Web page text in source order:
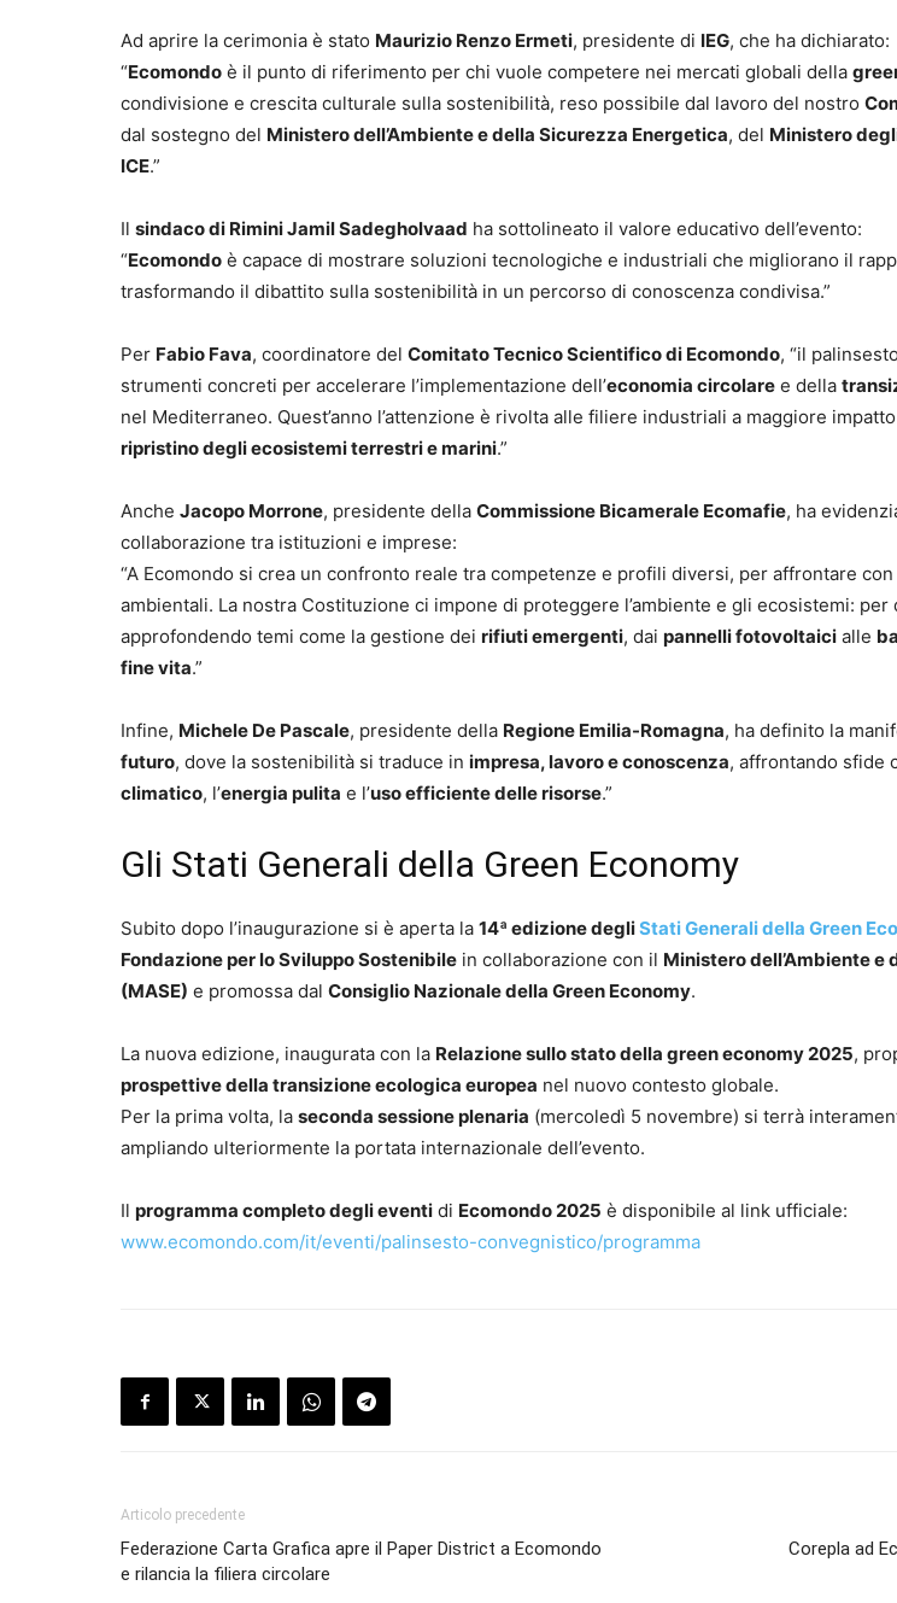
Ad aprire la cerimonia è stato Maurizio Renzo Ermeti, presidente di IEG, che ha dichiarato:
“Ecomondo è il punto di riferimento per chi vuole competere nei mercati globali della
condivisione e crescita culturale sulla sostenibilità, reso possibile dal lavoro del nostro
dal sostegno del Ministero dell’Ambiente e della Sicurezza Energetica, del Ministero
ICE.”
Il sindaco di Rimini Jamil Sadegholvaad ha sottolineato il valore educativo dell’evento:
“Ecomondo è capace di mostrare soluzioni tecnologiche e industriali che migliorano il
trasformando il dibattito sulla sostenibilità in un percorso di conoscenza condivisa.”
Per Fabio Fava, coordinatore del Comitato Tecnico Scientifico di Ecomondo, “il
strumenti concreti per accelerare l’implementazione dell’economia circolare e della
nel Mediterraneo. Quest’anno l’attenzione è rivolta alle filiere industriali a maggiore
ripristino degli ecosistemi terrestri e marini.”
Anche Jacopo Morrone, presidente della Commissione Bicamerale Ecomafie, ha
collaborazione tra istituzioni e imprese:
“A Ecomondo si crea un confronto reale tra competenze e profili diversi, per affrontare
ambientali. La nostra Costituzione ci impone di proteggere l’ambiente e gli ecosistemi: per
approfondendo temi come la gestione dei rifiuti emergenti, dai pannelli fotovoltaici alle
fine vita.”
Infine, Michele De Pascale, presidente della Regione Emilia-Romagna, ha definito la
futuro, dove la sostenibilità si traduce in impresa, lavoro e conoscenza, affrontando sfide
climatico, l’energia pulita e l’uso efficiente delle risorse.”
Gli Stati Generali della Green Economy
Subito dopo l’inaugurazione si è aperta la 14ª edizione degliStati Generali della Green
Fondazione per lo Sviluppo Sostenibile in collaborazione con il Ministero dell’Ambiente
(MASE) e promossa dal Consiglio Nazionale della Green Economy.
La nuova edizione, inaugurata con la Relazione sullo stato della green economy 2025,
prospettive della transizione ecologica europea nel nuovo contesto globale.
Per la prima volta, la seconda sessione plenaria (mercoledì 5 novembre) si terrà
ampliando ulteriormente la portata internazionale dell’evento.
Il programma completo degli eventi di Ecomondo 2025 è disponibile al link ufficiale:
www.ecomondo.com/it/eventi/palinsesto-convegnistico/programma
Articolo precedente
Federazione Carta Grafica apre il Paper District a Ecomondo
e rilancia la filiera circolare
Corepla ad